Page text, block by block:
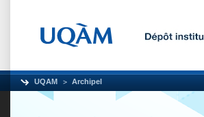
UQAM Archipel